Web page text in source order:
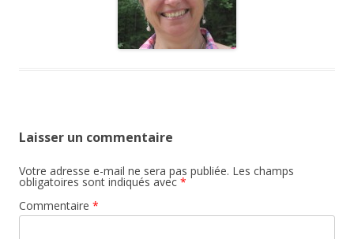
Laisser un commentaire
Votre adresse e-mail ne sera pas publiée. Les champs
obligatoires sont indiqués avec *
Commentaire *